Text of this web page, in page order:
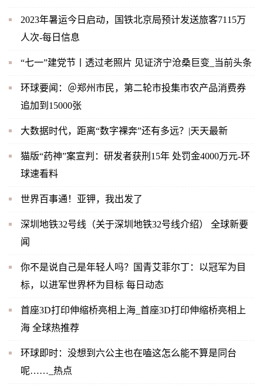
2023年暑运今日启动，国铁北京局预计发送旅客7115万
人次-每日信息
“七一”建党节丨透过老照片 见证济宁沧桑巨变_当前头条
环球要闻：＠郑州市民，第二轮市投集市农产品消费券
追加到15000张
大数据时代，距离“数字裸奔”还有多远？|天天最新
猫版“药神”案宣判：研发者获刑15年 处罚金4000万元-环
球速看料
世界百事通！亚钾，我出发了
深圳地铁32号线（关于深圳地铁32号线介绍） 全球新要
闻
你不是说自己是年轻人吗？国青艾菲尔丁：以冠军为目
标，以进军世界杯为目标 每日动态
首座3D打印伸缩桥亮相上海_首座3D打印伸缩桥亮相上
海 全球热推荐
环球即时：没想到六公主也在嗑这怎么能不算是同台
呢……_热点